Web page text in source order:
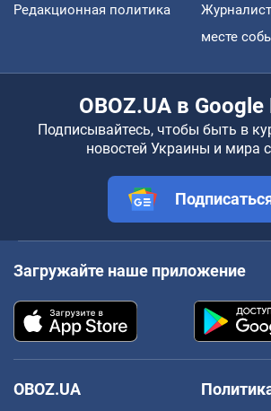
Редакционная политика
месте
OBOZ.UA в Google
Подписывайтесь, чтобы быть в
новостей Украины и мира
Загружайте наше приложение
OBOZ.UA